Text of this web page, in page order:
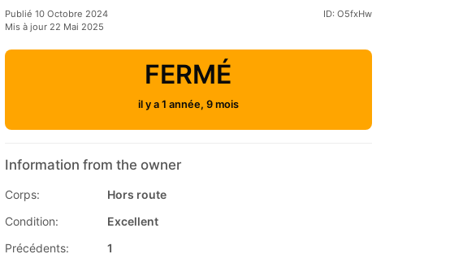
Publié 10 Octobre 2024
Mis à jour 22 Mai 2025
ID: O5fxHw
FERMÉ
il y a 1 année, 9 mois
Information from the owner
Corps:
Hors route
Condition:
Excellent
Précédents:
1